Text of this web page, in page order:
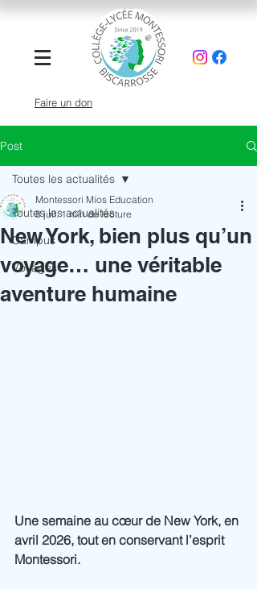
Faire un don
Post
Toutes les actualités
Campus
Voyages
Toutes les actualités
New York, bien plus qu’un
voyage… une véritable
aventure humaine
Montessori Mios Education
8 juil. 1 min de lecture
Une semaine au cœur de New York, en
avril 2026, tout en conservant l’esprit
Montessori.